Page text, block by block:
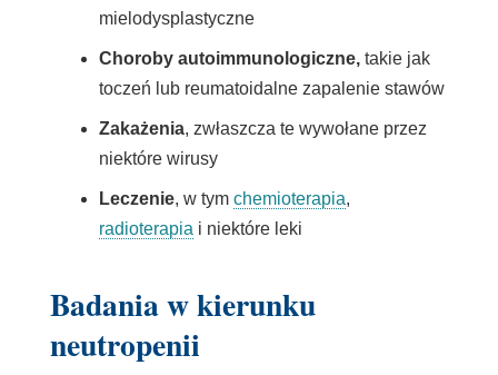
mielodysplastyczne
Choroby autoimmunologiczne, takie jak
toczeń lub reumatoidalne zapalenie stawów
Zakażenia, zwłaszcza te wywołane przez
niektóre wirusy
Leczenie, w tym chemioterapia,
radioterapia i niektóre leki
Badania w kierunku
neutropenii